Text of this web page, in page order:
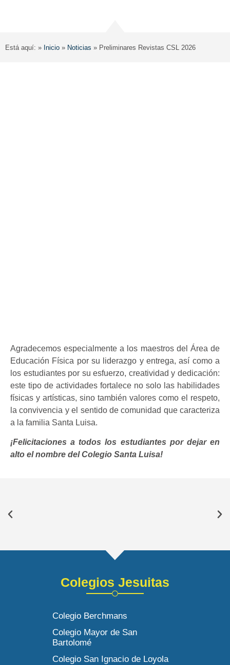
Está aquí: » Inicio » Noticias » Preliminares Revistas CSL 2026
Agradecemos especialmente a los maestros del Área de
Educación Física por su liderazgo y entrega, así como a
los estudiantes por su esfuerzo, creatividad y dedicación:
este tipo de actividades fortalece no solo las habilidades
físicas y artísticas, sino también valores como el respeto,
la convivencia y el sentido de comunidad que caracteriza
a la familia Santa Luisa.
¡Felicitaciones a todos los estudiantes por dejar en
alto el nombre del Colegio Santa Luisa!
Colegios Jesuitas
Colegio Berchmans
Colegio Mayor de San
Bartolomé
Colegio San Ignacio de Loyola